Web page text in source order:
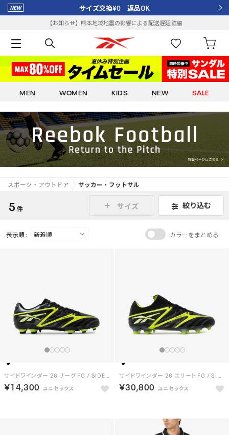
サイズ交換¥0 返品OK
【お知らせ】熊本地域地震の影響による配送遅延詳細
MEN WOMEN KIDS NEW SALE
スポーツ・アウトドア サッカー・フットサル
5 件 サイズ 絞り込む
表示順 : カラーをまとめる
サイドワインダー 26 リーグ FG / SIDEWINDER 26 LEAGUE FG （ブラック）
￥14,300
サイドワインダー 26 エリート FG / SIDEWINDER 26 ELITE FG （ブラック）
￥30,800